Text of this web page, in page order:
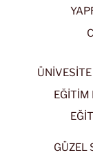
ÜNİVESİTE
EĞİTİM
GÜZEL